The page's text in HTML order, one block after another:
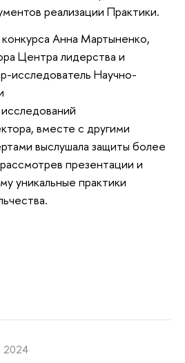
реализации Практики.
Анна Мартыненко,
Центра лидерства и
исследователь Научно-
вместе с другими
выслушала защиты более
презентации и
уникальные практики
2024